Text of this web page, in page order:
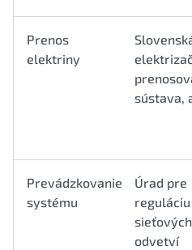
Prenos
elektriny
sústava,
Prevádzkovanie
systému
Úrad pre
reguláciu
sieťových
odvetví